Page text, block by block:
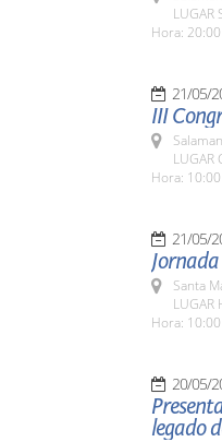
LUGAR
Hora:
21/05/
III
LUGAR
Hora:
21/05/
Santa
LUGAR
Hora:
20/05/
legado